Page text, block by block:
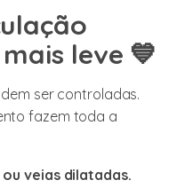
leve 💙
ser controladas.
fazem toda a
veias dilatadas.